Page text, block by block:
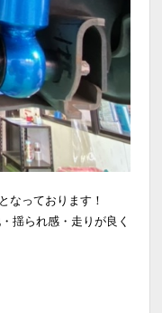
なっております！
揺られ感・走りが良く